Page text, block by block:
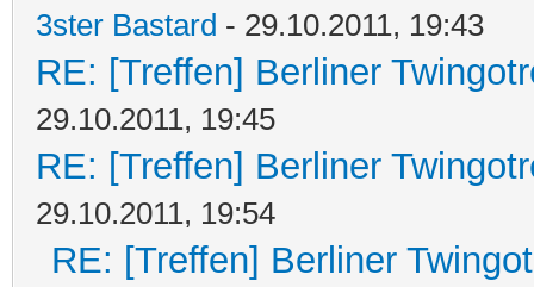
3ster Bastard - 29.10.2011, 19:43
RE: [Treffen] Berliner
29.10.2011, 19:45
RE: [Treffen] Berliner
29.10.2011, 19:54
RE: [Treffen] Berliner